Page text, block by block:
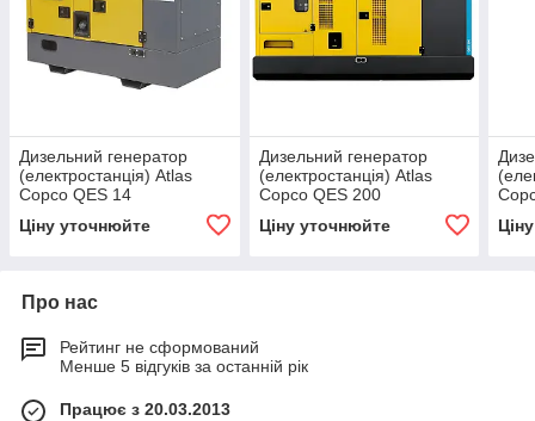
Дизельний генератор
(електростанція) Atlas
Copco QES 14
Ціну уточнюйте
Дизельний генератор
(електростанція) Atlas
Copco QES 200
Ціну уточнюйте
Про нас
Рейтинг не сформований
Менше 5 відгуків за останній рік
Працює з 20.03.2013